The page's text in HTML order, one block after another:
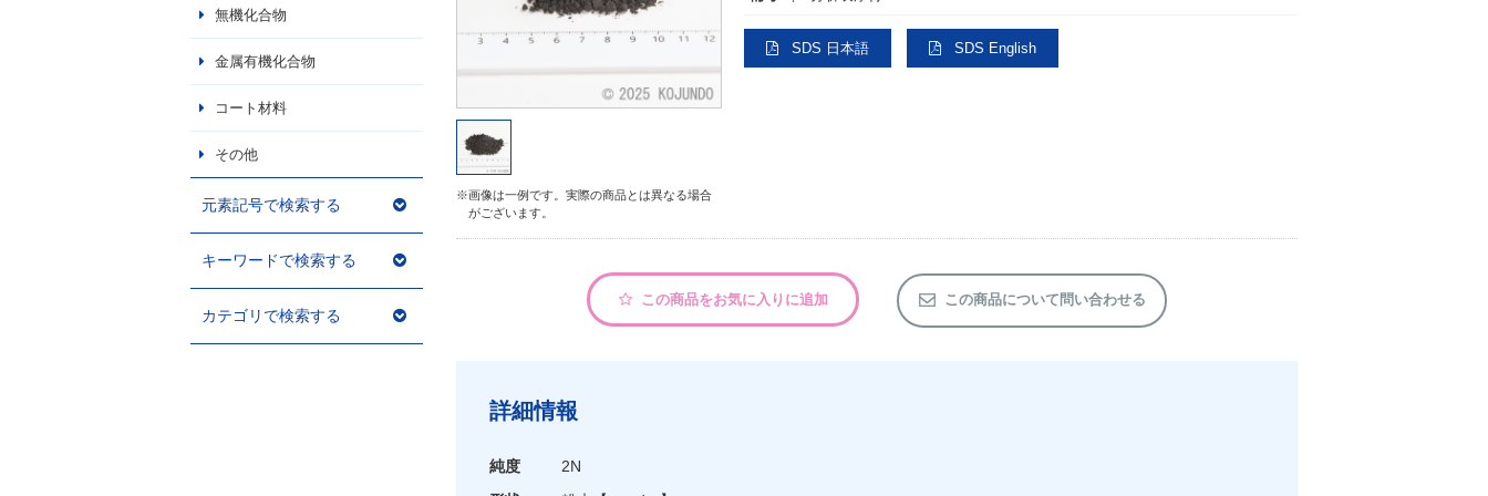
無機化合物
金属有機化合物
コート材料
その他
元素記号で検索する
キーワードで検索する
カテゴリで検索する
※画像は一例です。実際の商品とは異なる場合
がございます。
SDS 日本語 SDS English
この商品をお気に入りに追加 この商品について問い合わせる
詳細情報
純度
2N